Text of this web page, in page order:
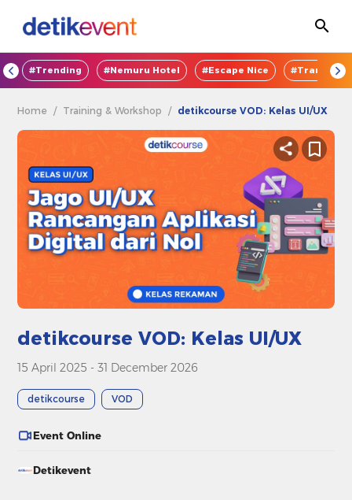
#Trending #Nemuru Hotel #Escape Nice
Home / Training & Workshop / detikcourse VOD: Kelas UI/UX
detikcourse VOD: Kelas UI/UX
15 April 2025 - 31 December 2026
detikcourse VOD
Event Online
Detikevent